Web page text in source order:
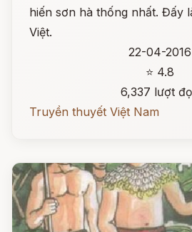
hiến sơn hà thống nhất. Đấy
Việt.
22-04-2016
⭐ 4.8
6,337 lượt
Truyền thuyết Việt Nam